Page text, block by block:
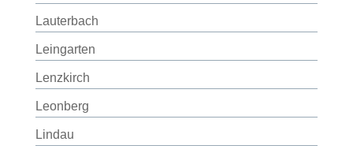
Lauterbach
Leingarten
Lenzkirch
Leonberg
Lindau